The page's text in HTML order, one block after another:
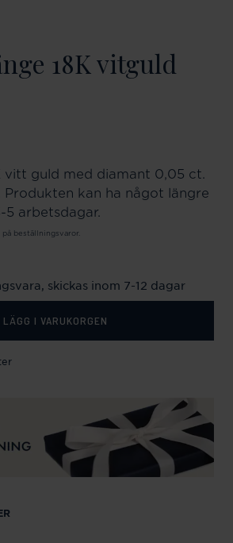
18K vitguld
vitt guld med diamant 0,05 ct.
Produkten kan ha något längre
5 arbetsdagar.
beställningsvaror.
skickas inom 7-12 dagar
LÄGG I VARUKORGEN